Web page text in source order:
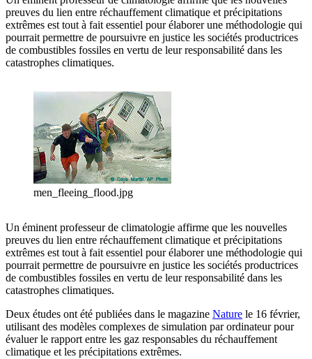
preuves du lien entre réchauffement climatique et précipitations
extrêmes est tout à fait essentiel pour élaborer une méthodologie qui
pourrait permettre de poursuivre en justice les sociétés productrices
de combustibles fossiles en vertu de leur responsabilité dans les
catastrophes climatiques.
men_fleeing_flood.jpg
Un éminent professeur de climatologie affirme que les nouvelles
preuves du lien entre réchauffement climatique et précipitations
extrêmes est tout à fait essentiel pour élaborer une méthodologie qui
pourrait permettre de poursuivre en justice les sociétés productrices
de combustibles fossiles en vertu de leur responsabilité dans les
catastrophes climatiques.
Deux études ont été publiées dans le magazine Nature le 16 février,
utilisant des modèles complexes de simulation par ordinateur pour
évaluer le rapport entre les gaz responsables du réchauffement
climatique et les précipitations extrêmes.